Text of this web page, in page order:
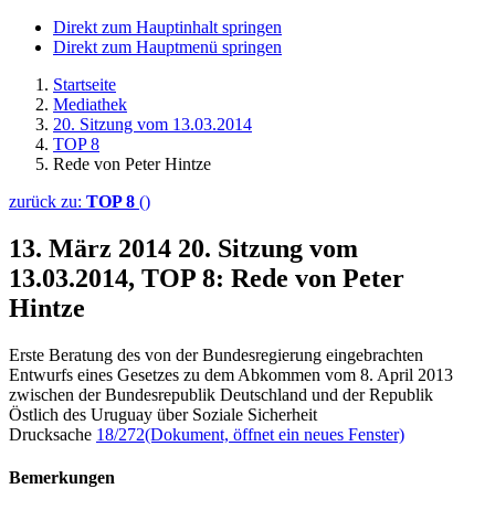
Direkt zum Hauptinhalt springen
Direkt zum Hauptmenü springen
Startseite
Mediathek
20. Sitzung vom 13.03.2014
TOP 8
Rede von Peter Hintze
zurück zu: TOP 8 ()
13. März 2014 20. Sitzung vom
13.03.2014, TOP 8: Rede von Peter
Hintze
Erste Beratung des von der Bundesregierung eingebrachten
Entwurfs eines Gesetzes zu dem Abkommen vom 8. April 2013
zwischen der Bundesrepublik Deutschland und der Republik
Östlich des Uruguay über Soziale Sicherheit
Drucksache 18/272(Dokument, öffnet ein neues Fenster)
Bemerkungen